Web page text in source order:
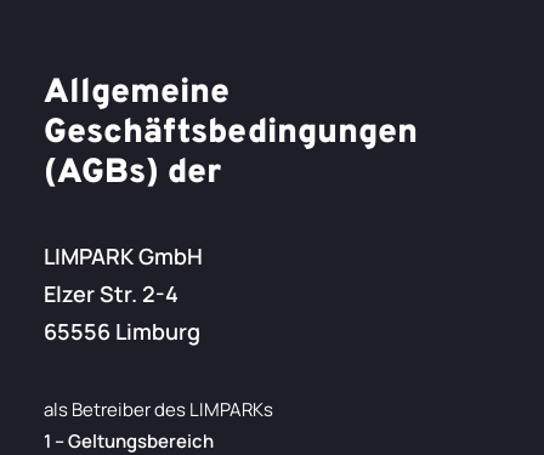
Allgemeine
Geschäftsbedingungen
(AGBs) der
LIMPARK GmbH
Elzer Str. 2-4
65556 Limburg
als Betreiber des LIMPARKs
1 – Geltungsbereich